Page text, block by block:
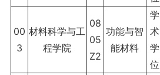
00
3
材料科学与工
程学院
08
05
Z2
功能与智
能材料
学
术
学
位